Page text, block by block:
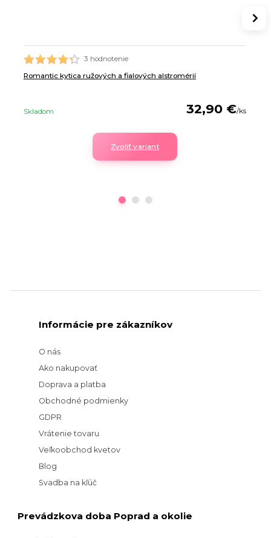
3 hodnotenie
Romantic kytica ružových a fialových alstromérií
32,90 €/ks
Skladom
Zvoliť variant
Informácie pre zákazníkov
O nás
Ako nakupovať
Doprava a platba
Obchodné podmienky
GDPR
Vrátenie tovaru
Veľkoobchod kvetov
Blog
Svadba na kľúč
Prevádzkova doba Poprad a okolie